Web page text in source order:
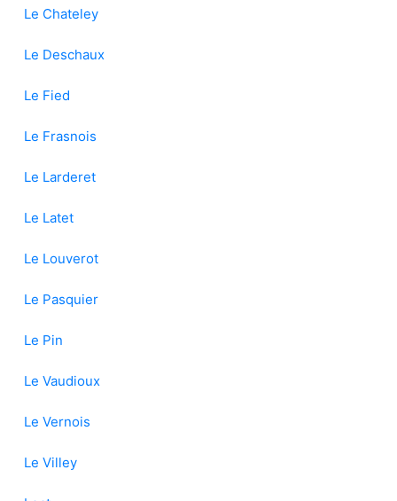
Le Chateley
Le Deschaux
Le Fied
Le Frasnois
Le Larderet
Le Latet
Le Louverot
Le Pasquier
Le Pin
Le Vaudioux
Le Vernois
Le Villey